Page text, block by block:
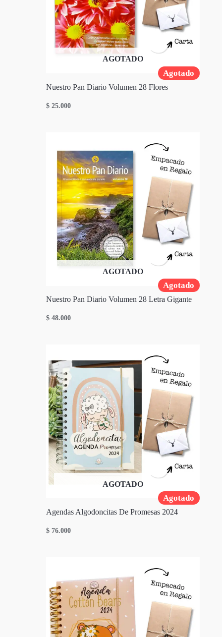
Agotado
AGOTADO
Nuestro Pan Diario Volumen 28 Flores
$ 25.000
Agotado
AGOTADO
Nuestro Pan Diario Volumen 28 Letra Gigante
$ 48.000
Agotado
AGOTADO
Agendas Algodoncitas De Promesas 2024
$ 76.000